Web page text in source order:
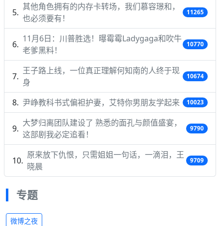
其他角色拥有的内存卡转场，我们慕容璟和，
也必须要有！
11265
11月6日：川普胜选！曝霉霉Ladygaga和吹牛
老爹黑料！
10770
王子路上线，一位真正理解何知南的人终于现
身
10674
尹峥教科书式偏袒护妻，艾特你男朋友学起来 10023
大梦归离团队建设了 熟悉的面孔与颜值盛宴，
这部剧我必定追看！
9790
原来放下仇恨，只需姐姐一句话，一滴泪，王
晓晨
9709
专题
微博之夜